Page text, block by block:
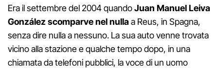
Era il settembre del 2004 quandoJuan Manuel Leiva
González scomparve nel nullaa Reus, in Spagna,
senza dire nulla a nessuno. La sua auto venne trovata
vicino alla stazione e qualche tempo dopo, in una
chiamata da telefoni pubblici, la voce di un uomo